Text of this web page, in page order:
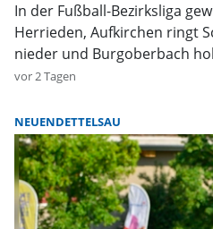
In der Fußball-Bezirksliga
Herrieden, Aufkirchen ringt
nieder und Burgoberbach
vor 2 Tagen
NEUENDETTELSAU